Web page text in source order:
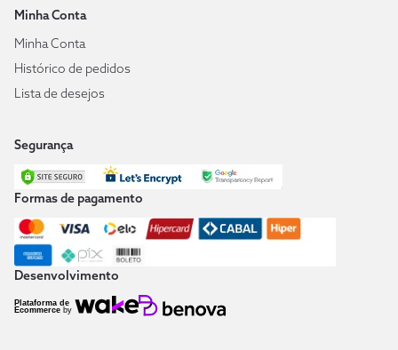
Minha Conta
Minha Conta
Histórico de pedidos
Lista de desejos
Segurança
Formas de pagamento
Desenvolvimento